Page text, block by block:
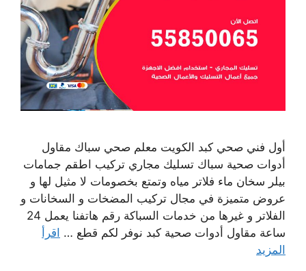
أول فني صحي كبد الكويت معلم صحي سباك مقاول
أدوات صحية سباك تسليك مجاري تركيب اطقم جمامات
بيلر سخان ماء فلاتر مياه وتمتع بخصومات لا مثيل لها و
عروض متميزة في مجال تركيب المضخات و السخانات و
الفلاتر و غيرها من خدمات السباكة رقم هاتفنا يعمل 24
ساعة مقاول أدوات صحية كبد نوفر لكم قطع … اقرأ
المزيد